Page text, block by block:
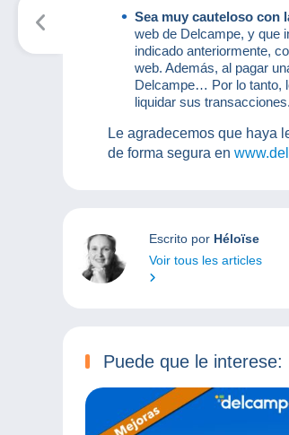
Sea muy cauteloso con
web de Delcampe, y que
indicado anteriormente,
web. Además, al pagar
Delcampe… Por lo tanto,
liquidar sus transacciones.
Le agradecemos que haya
de forma segura en
Escrito por Héloïse
Voir tous les articles
Puede que le interese: